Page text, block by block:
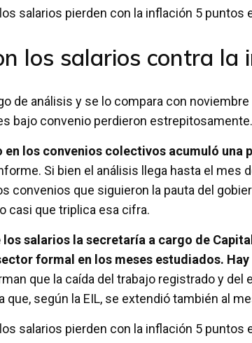
salarios pierden con la inflación 5 puntos
los salarios contra la
de análisis y se lo compara con
bajo convenio perdieron estrepitosamente.
en los convenios colectivos acumuló una
Si bien el análisis llega hasta el mes
convenios que siguieron la pauta del
casi que triplica esa cifra.
los salarios la secretaría a cargo de
formal en los meses estudiados.
que la caída del trabajo registrado y
que, según la EIL, se extendió también al
salarios pierden con la inflación 5 puntos